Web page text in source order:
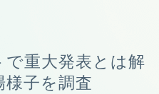
重大発表とは解
様子を調査